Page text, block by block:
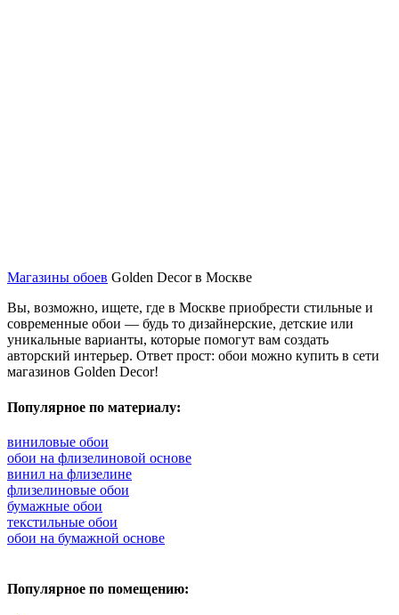
Магазины обоев Golden Decor в Москве
Вы, возможно, ищете, где в Москве приобрести стильные и
современные обои — будь то дизайнерские, детские или
уникальные варианты, которые помогут вам создать
авторский интерьер. Ответ прост: обои можно купить в сети
магазинов Golden Decor!
Популярное по материалу:
виниловые обои
обои на флизелиновой основе
винил на флизелине
флизелиновые обои
бумажные обои
текстильные обои
обои на бумажной основе
Популярное по помещению: